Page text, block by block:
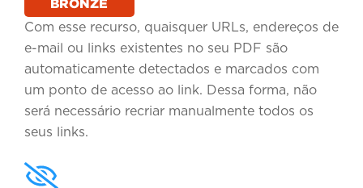
BRONZE
Com esse recurso, quaisquer URLs, endereços de
e-mail ou links existentes no seu PDF são
automaticamente detectados e marcados com
um ponto de acesso ao link. Dessa forma, não
será necessário recriar manualmente todos os
seus links.